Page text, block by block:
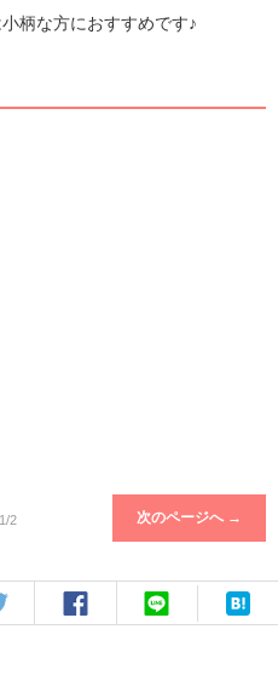
柄な方におすすめです♪
1/2 次のページへ →